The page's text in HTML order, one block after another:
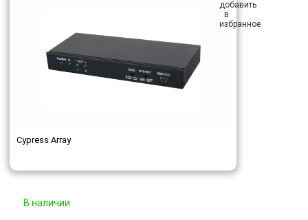
Cypress Array
В наличии